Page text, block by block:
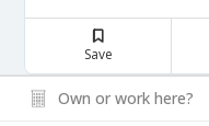
Save
Own or work here?